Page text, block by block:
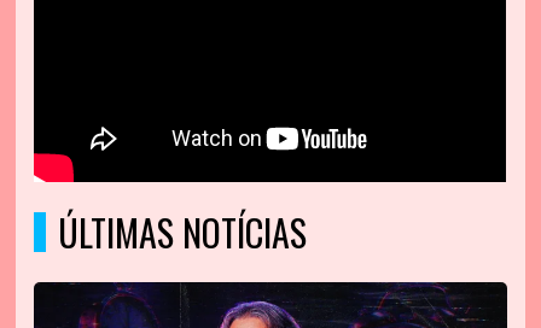
ÚLTIMAS NOTÍCIAS